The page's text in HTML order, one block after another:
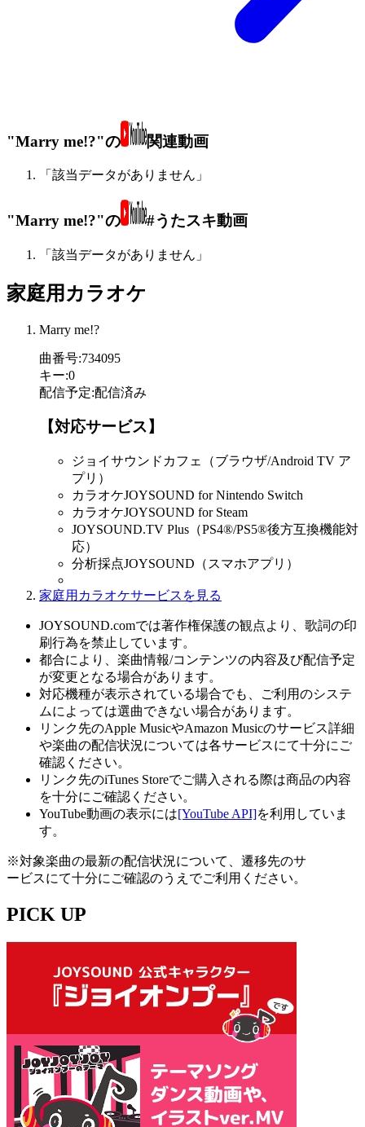
"Marry me!?"の 関連動画
「該当データがありません」
"Marry me!?"の #うたスキ動画
「該当データがありません」
家庭用カラオケ
Marry me!?
曲番号:734095
キー:0
配信予定:配信済み
【対応サービス】
ジョイサウンドカフェ（ブラウザ/Android TV ア
プリ）
カラオケJOYSOUND for Nintendo Switch
カラオケJOYSOUND for Steam
JOYSOUND.TV Plus（PS4®/PS5®後方互換機能対
応）
分析採点JOYSOUND（スマホアプリ）
家庭用カラオケサービスを見る
JOYSOUND.comでは著作権保護の観点より、歌詞の印
刷行為を禁止しています。
都合により、楽曲情報/コンテンツの内容及び配信予定
が変更となる場合があります。
対応機種が表示されている場合でも、ご利用のシステ
ムによっては選曲できない場合があります。
リンク先のApple MusicやAmazon Musicのサービス詳細
や楽曲の配信状況については各サービスにて十分にご
確認ください。
リンク先のiTunes Storeでご購入される際は商品の内容
を十分にご確認ください。
YouTube動画の表示には[YouTube API]を利用していま
す。
※対象楽曲の最新の配信状況について、遷移先のサ
ービスにて十分にご確認のうえでご利用ください。
PICK UP